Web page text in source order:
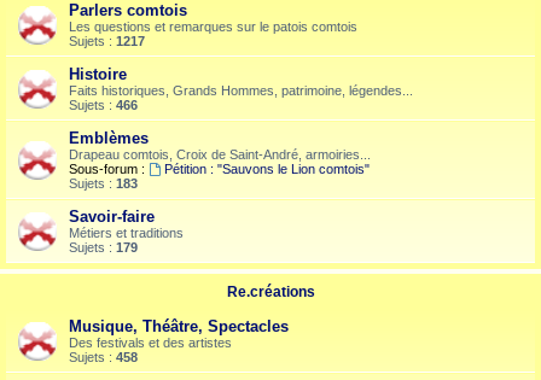
Parlers comtois
Les questions et remarques sur le patois comtois
Sujets : 1217
Histoire
Faits historiques, Grands Hommes, patrimoine, légendes...
Sujets : 466
Emblèmes
Drapeau comtois, Croix de Saint-André, armoiries...
Sous-forum :
Pétition : "Sauvons le Lion comtois"
Sujets : 183
Savoir-faire
Métiers et traditions
Sujets : 179
Re.créations
Musique, Théâtre, Spectacles
Des festivals et des artistes
Sujets : 458